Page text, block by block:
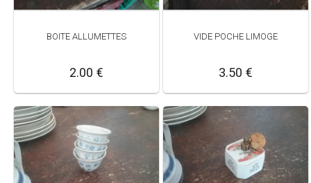
BOITE ALLUMETTES
2.00 €
VIDE POCHE LIMOGE
3.50 €